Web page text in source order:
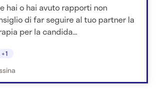
hai o hai avuto rapporti non
di far seguire al tuo partner la
per la candida...
+1